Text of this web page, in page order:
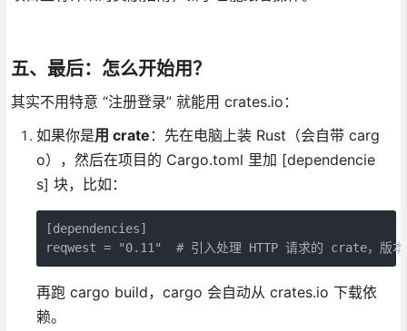
五、最后：怎么开始用？
其实不用特意 “注册登录” 就能用 crates.io：
如果你是用 crate ：先在电脑上装 Rust（会自带 carg
o），然后在项目的 Cargo.toml 里加 [dependencie
s] 块，比如：
[dependencies]
reqwest = "0.11"  # 引入处理 HTTP 请求的 crate，版
再跑 cargo build，cargo 会自动从 crates.io 下载依
赖。